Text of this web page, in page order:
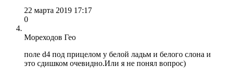
22 марта 2019 17:17
0
Мореходов Гео
поле d4 под прицелом у белой ладьм и белого слона и
это сдишком очевидно.Или я не понял вопрос)